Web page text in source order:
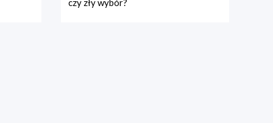
czy zły wybór?